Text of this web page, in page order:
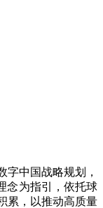
字中国战略规划，
念为指引，依托球
累，以推动高质量